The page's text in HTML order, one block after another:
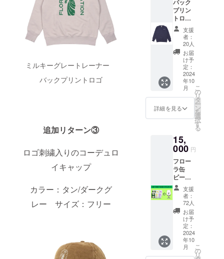
ミルキーグレートレーナー
バックプリントロゴ
追加リターン③
ロゴ刺繍入りのコーデュロ
イキャップ
カラー：タン/ダークグ
レー サイズ：フリー
くない
と判断
した場
合は、
別の種
類の木
樽とブ
レンド
して提
供させ
ていた
だきま
きる限
り
TURKE
Y 15
年」の
木樽
100%で
リター
ンでき
るよう
に努め
ます。
また、
熟成度
合に
よって
は、発
送が遅
商品サ
イズ：
13.2cm
×10.3c
賀県限
定ビー
ル 1種
類 新
作ビー
ル 2種
類 各2
(2024
年10月
が遅れ
た場合
はリ
ターン
缶ビー
ルの発
送時期
が遅れ
る場合
がござ
いま
す。
りの
コー
ディロ
イ
キャッ
プ １
個
2024年
10月頃
商品詳
細 カ
ラー：
タン/
ダーク
100%
サイズ:
サイズ
た。 ブ
ルワ
リーメ
ンバー
も農作
業から
醸造・
イベン
トまで
頻度高
く使う
と思い
ます！
＜内容
セージ
カー
ド
2024年
10月頃
・ロゴ
刺繡入
りナイ
ロンバ
ケット
ハッ
ト １
個
2024年
10月頃
バック
プリン
トロゴ
入りト
レー
ナー 秋
冬に
ぴった
り。胸
にはフ
ローラ
のネー
ム刺繡
とロゴ
がバッ
クプリ
れたト
レー
ナー。
オーガ
ニック
コット
ン100％
の裏パ
イル素
材のス
ウェッ
ト。 ＜
内容＞
・お礼
のメッ
支援
者：
20人
お届
け予
定：
2024
年10
月
詳細を見る
こ
の
リ
タ
ー
ン
を
選
択
す
る
15,
000 円
フロー
ラ缶
ビール6
本＋グ
ラス
セット
【缶
ビー
ル】
（350m
l×6本)
フロー
ラのフ
支援
者：
72人
お届
け予
定：
2024
年10
月
こ
の
リ